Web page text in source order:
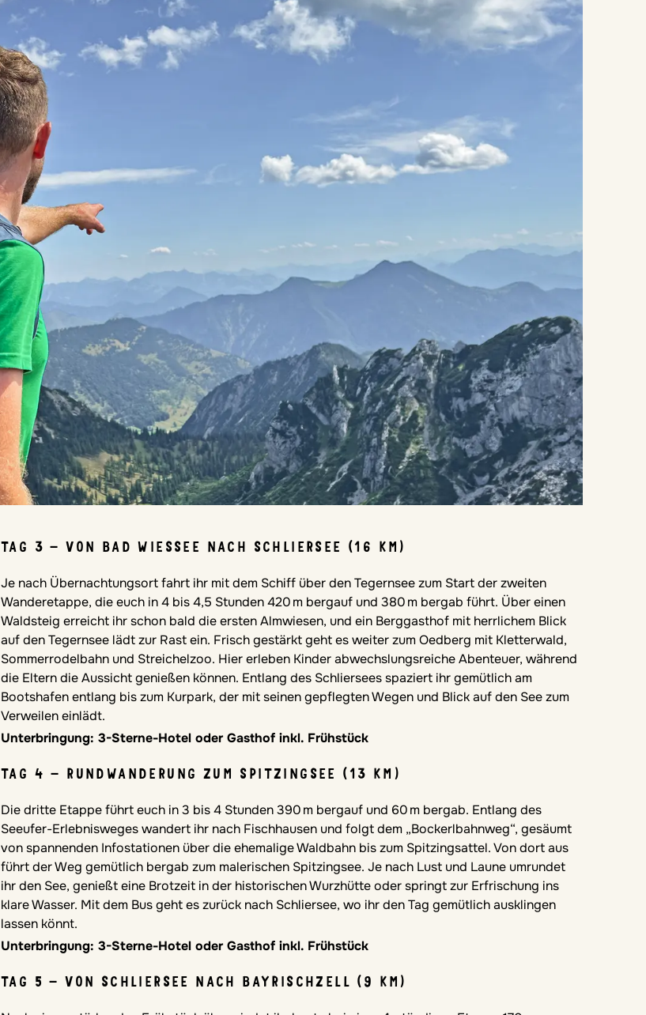
TAG 3 – VON BAD WIESSEE NACH SCHLIERSEE (16 KM)
Je nach Übernachtungsort fahrt ihr mit dem Schiff über den Tegernsee zum Start der zweiten
Wanderetappe, die euch in 4 bis 4,5 Stunden 420 m bergauf und 380 m bergab führt. Über einen
Waldsteig erreicht ihr schon bald die ersten Almwiesen, und ein Berggasthof mit herrlichem Blick
auf den Tegernsee lädt zur Rast ein. Frisch gestärkt geht es weiter zum Oedberg mit Kletterwald,
Sommerrodelbahn und Streichelzoo. Hier erleben Kinder abwechslungsreiche Abenteuer, während
die Eltern die Aussicht genießen können. Entlang des Schliersees spaziert ihr gemütlich am
Bootshafen entlang bis zum Kurpark, der mit seinen gepflegten Wegen und Blick auf den See zum
Verweilen einlädt.
Unterbringung: 3-Sterne-Hotel oder Gasthof inkl. Frühstück
TAG 4 – RUNDWANDERUNG ZUM SPITZINGSEE (13 KM)
Die dritte Etappe führt euch in 3 bis 4 Stunden 390 m bergauf und 60 m bergab. Entlang des
Seeufer-Erlebnisweges wandert ihr nach Fischhausen und folgt dem „Bockerlbahnweg“, gesäumt
von spannenden Infostationen über die ehemalige Waldbahn bis zum Spitzingsattel. Von dort aus
führt der Weg gemütlich bergab zum malerischen Spitzingsee. Je nach Lust und Laune umrundet
ihr den See, genießt eine Brotzeit in der historischen Wurzhütte oder springt zur Erfrischung ins
klare Wasser. Mit dem Bus geht es zurück nach Schliersee, wo ihr den Tag gemütlich ausklingen
lassen könnt.
Unterbringung: 3-Sterne-Hotel oder Gasthof inkl. Frühstück
TAG 5 – VON SCHLIERSEE NACH BAYRISCHZELL (9 KM)